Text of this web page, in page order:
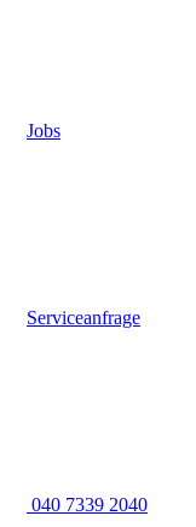
Jobs
Serviceanfrage
040 7339 2040